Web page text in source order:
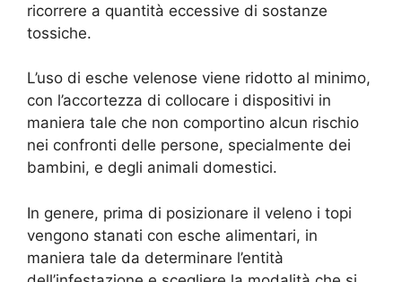
ricorrere a quantità eccessive di sostanze
tossiche.
L’uso di esche velenose viene ridotto al minimo,
con l’accortezza di collocare i dispositivi in
maniera tale che non comportino alcun rischio
nei confronti delle persone, specialmente dei
bambini, e degli animali domestici.
In genere, prima di posizionare il veleno i topi
vengono stanati con esche alimentari, in
maniera tale da determinare l’entità